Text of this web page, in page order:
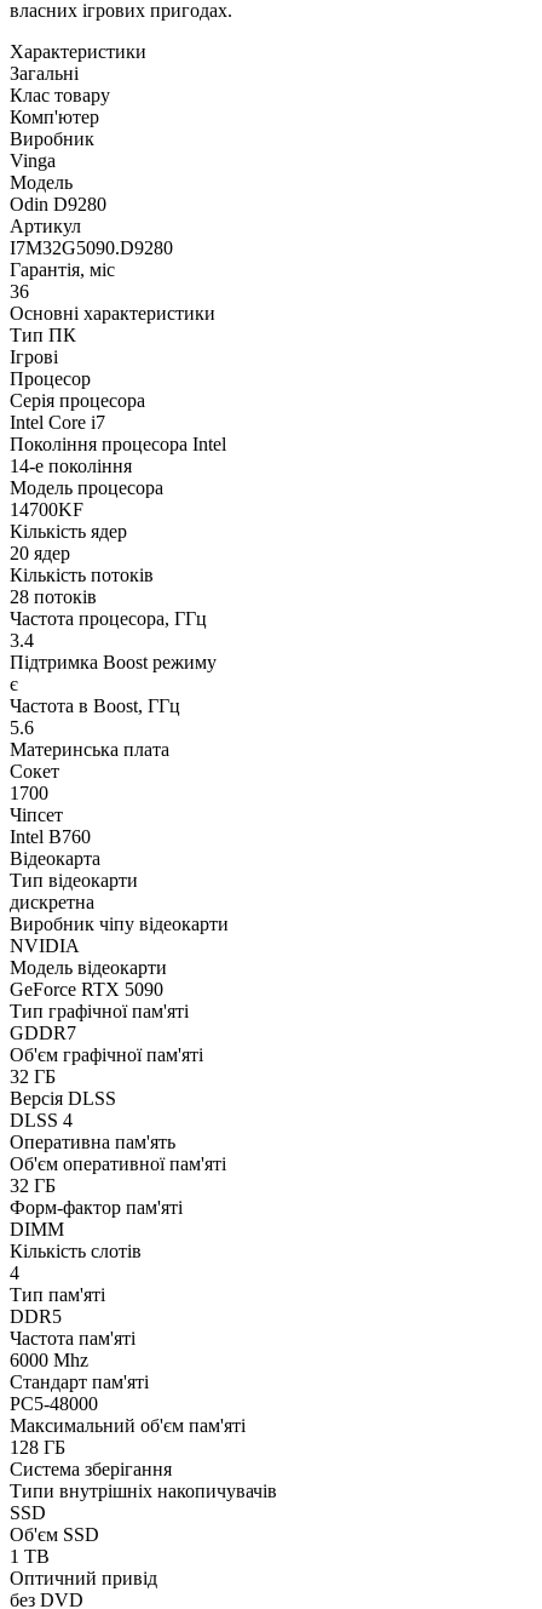
власних ігрових пригодах.
Характеристики
Загальні
Клас товару
Комп'ютер
Виробник
Vinga
Модель
Odin D9280
Артикул
I7M32G5090.D9280
Гарантія, міс
36
Основні характеристики
Тип ПК
Ігрові
Процесор
Серія процесора
Intel Core i7
Покоління процесора Intel
14-е покоління
Модель процесора
14700KF
Кількість ядер
20 ядер
Кількість потоків
28 потоків
Частота процесора, ГГц
3.4
Підтримка Boost режиму
є
Частота в Boost, ГГц
5.6
Материнська плата
Сокет
1700
Чіпсет
Intel B760
Відеокарта
Тип відеокарти
дискретна
Виробник чіпу відеокарти
NVIDIA
Модель відеокарти
GeForce RTX 5090
Тип графічної пам'яті
GDDR7
Об'єм графічної пам'яті
32 ГБ
Версія DLSS
DLSS 4
Оперативна пам'ять
Об'єм оперативної пам'яті
32 ГБ
Форм-фактор пам'яті
DIMM
Кількість слотів
4
Тип пам'яті
DDR5
Частота пам'яті
6000 Mhz
Стандарт пам'яті
PC5-48000
Максимальний об'єм пам'яті
128 ГБ
Система зберігання
Типи внутрішніх накопичувачів
SSD
Об'єм SSD
1 TB
Оптичний привід
без DVD